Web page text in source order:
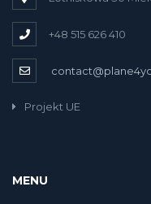
+48 515 626 410
Projekt UE
MENU